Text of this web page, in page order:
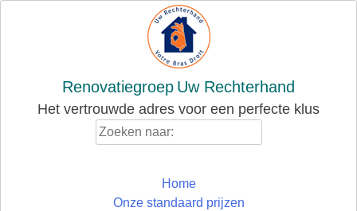
Renovatiegroep Uw Rechterhand
Het vertrouwde adres voor een perfecte klus
Home
Onze standaard prijzen